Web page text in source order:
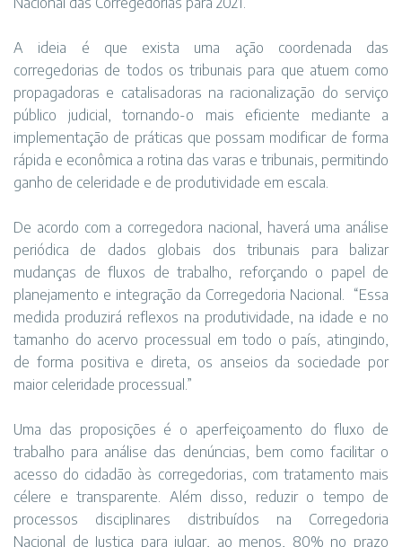
A ideia é que exista uma ação coordenada das
corregedorias de todos os tribunais para que atuem como
propagadoras e catalisadoras na racionalização do serviço
público judicial, tornando-o mais eficiente mediante a
implementação de práticas que possam modificar de forma
rápida e econômica a rotina das varas e tribunais, permitindo
ganho de celeridade e de produtividade em escala.
De acordo com a corregedora nacional, haverá uma análise
periódica de dados globais dos tribunais para balizar
mudanças de fluxos de trabalho, reforçando o papel de
planejamento e integração da Corregedoria Nacional. “Essa
medida produzirá reflexos na produtividade, na idade e no
tamanho do acervo processual em todo o país, atingindo,
de forma positiva e direta, os anseios da sociedade por
maior celeridade processual.”
Uma das proposições é o aperfeiçoamento do fluxo de
trabalho para análise das denúncias, bem como facilitar o
acesso do cidadão às corregedorias, com tratamento mais
célere e transparente. Além disso, reduzir o tempo de
processos disciplinares distribuídos na Corregedoria
Nacional de Justiça para julgar, ao menos, 80% no prazo